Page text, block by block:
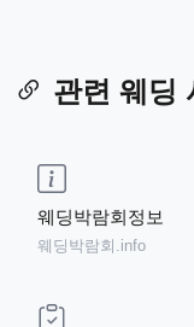
관련 웨딩
웨딩박람회정보
웨딩박람회.info